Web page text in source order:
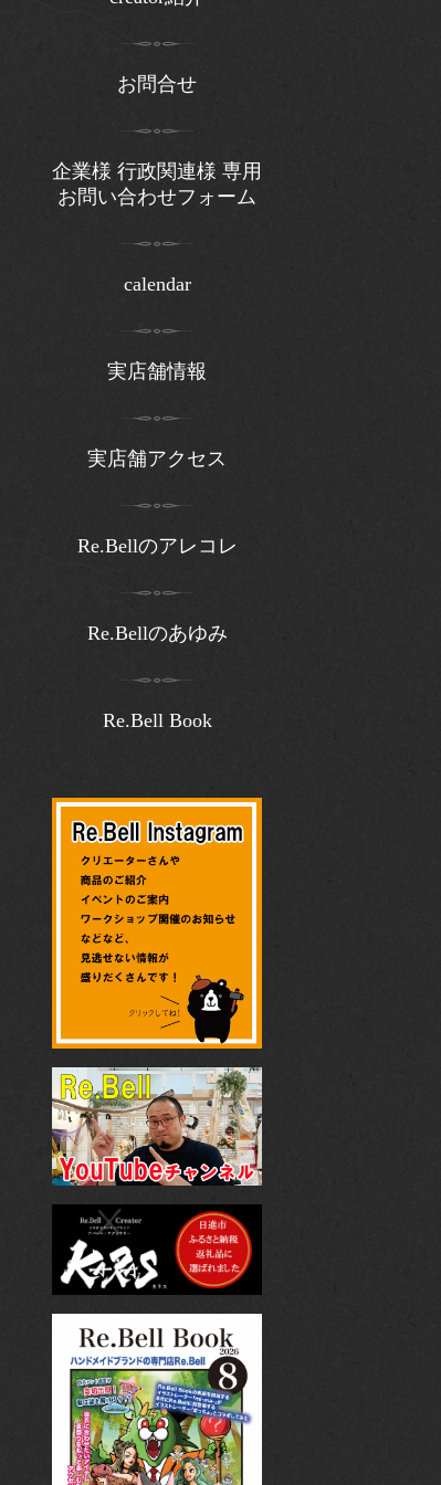
お問合せ
企業様 行政関連様 専用
お問い合わせフォーム
calendar
実店舗情報
実店舗アクセス
Re.Bellのアレコレ
Re.Bellのあゆみ
Re.Bell Book